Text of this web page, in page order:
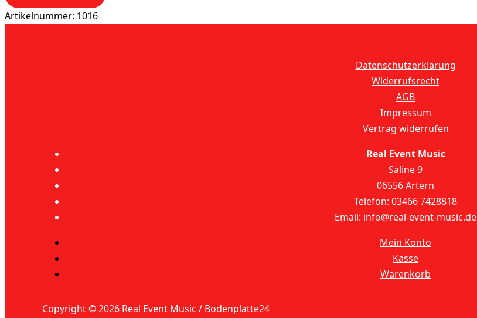
Artikelnummer: 1016
Datenschutzerklärung
Widerrufsrecht
AGB
Impressum
Vertrag widerrufen
Real Event Music
Saline 9
06556 Artern
Telefon: 03466 7428818
Email: info@real-event-music.de
Mein Konto
Kasse
Warenkorb
Copyright © 2026 Real Event Music / Bodenplatte24